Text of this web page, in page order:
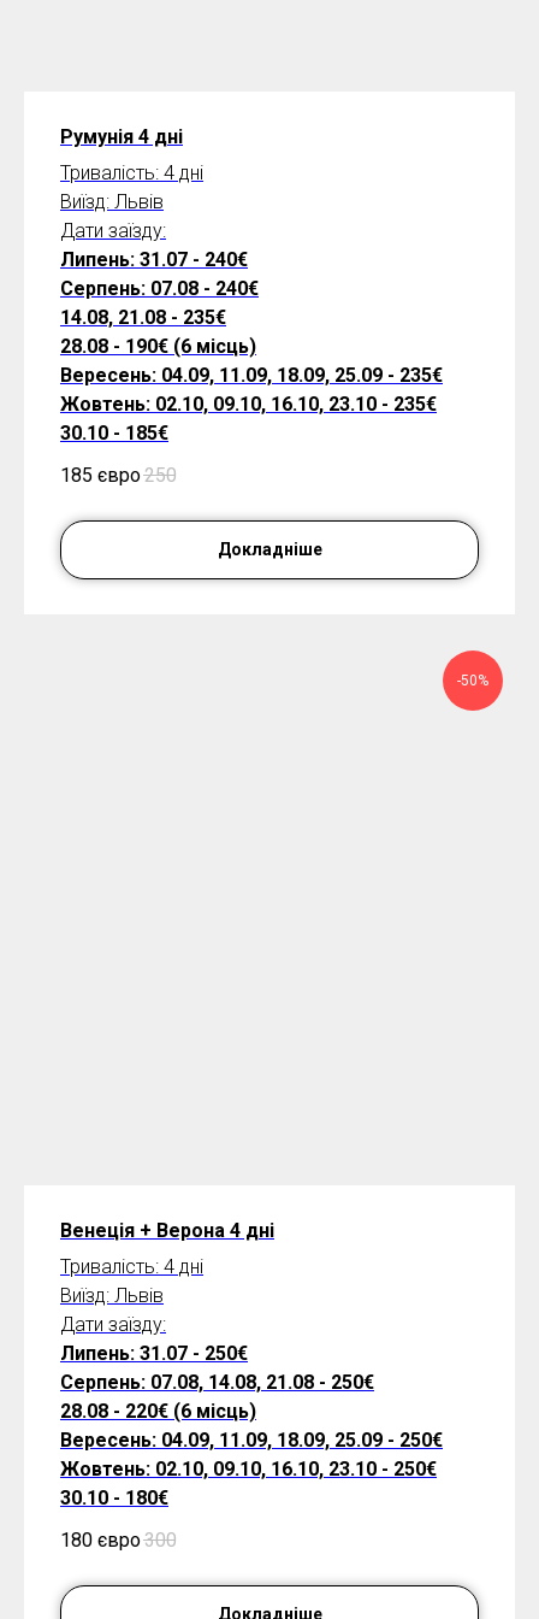
Румунія 4 дні
Тривалість: 4 дні
Виїзд: Львів
Дати заїзду:
Липень: 31.07 - 240€
Серпень: 07.08 - 240€
14.08, 21.08 - 235€
28.08 - 190€ (6 місць)
Вересень: 04.09, 11.09, 18.09, 25.09 - 235€
Жовтень: 02.10, 09.10, 16.10, 23.10 - 235€
30.10 - 185€
185 євро250
Докладніше
-50%
Венеція + Верона 4 дні
Тривалість: 4 дні
Виїзд: Львів
Дати заїзду:
Липень: 31.07 - 250€
Серпень: 07.08, 14.08, 21.08 - 250€
28.08 - 220€ (6 місць)
Вересень: 04.09, 11.09, 18.09, 25.09 - 250€
Жовтень: 02.10, 09.10, 16.10, 23.10 - 250€
30.10 - 180€
180 євро300
Докладніше